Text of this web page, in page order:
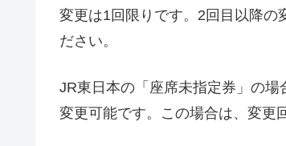
変更は1回限りです。2回目以降の
ださい。
JR東日本の「座席未指定券」の
変更可能です。この場合は、変更